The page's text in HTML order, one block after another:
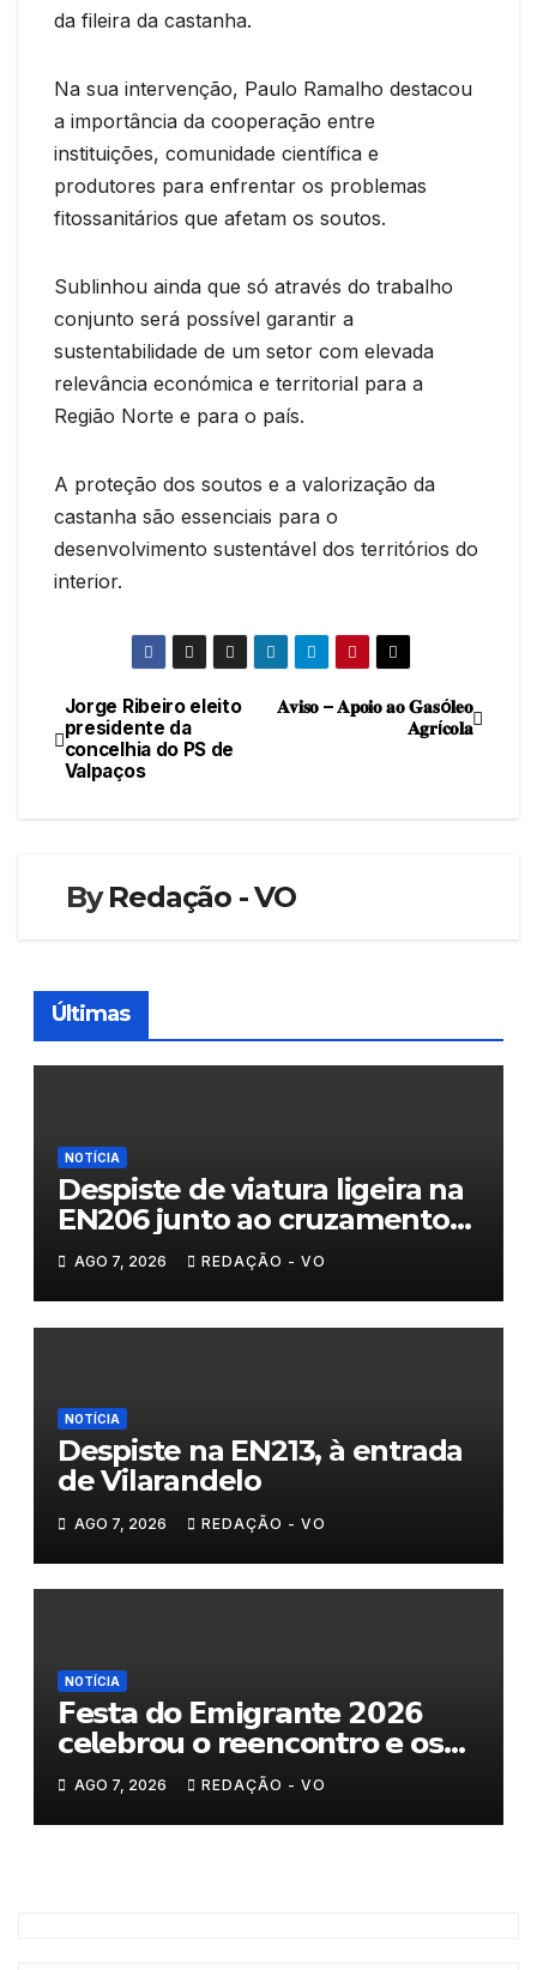
da fileira da castanha.
Na sua intervenção, Paulo Ramalho destacou
a importância da cooperação entre
instituições, comunidade científica e
produtores para enfrentar os problemas
fitossanitários que afetam os soutos.
Sublinhou ainda que só através do trabalho
conjunto será possível garantir a
sustentabilidade de um setor com elevada
relevância económica e territorial para a
Região Norte e para o país.
A proteção dos soutos e a valorização da
castanha são essenciais para o
desenvolvimento sustentável dos territórios do
interior.
Navegação
de
𝐀𝐯𝐢𝐬𝐨 – 𝐀𝐩𝐨𝐢𝐨 𝐚𝐨 𝐆𝐚𝐬ó𝐥𝐞𝐨
𝐀𝐠𝐫í𝐜𝐨𝐥𝐚
Jorge Ribeiro eleito
presidente da
concelhia do PS de
Valpaços
ByRedação - VO
Últimas
NOTÍCIA
Despiste de viatura ligeira na
EN206 junto ao cruzamento
Fornos do Pinhal
AGO 7, 2026 REDAÇÃO - VO
NOTÍCIA
Despiste na EN213, à entrada
de Vilarandelo
AGO 7, 2026 REDAÇÃO - VO
NOTÍCIA
𝗙𝗲𝘀𝘁𝗮 𝗱𝗼 𝗘𝗺𝗶𝗴𝗿𝗮𝗻𝘁𝗲 𝟮𝟬𝟮𝟲
𝗰𝗲𝗹𝗲𝗯𝗿𝗼𝘂 𝗼 𝗿𝗲𝗲𝗻𝗰𝗼𝗻𝘁𝗿𝗼 𝗲 𝗼𝘀
𝗹𝗮𝗰̧𝗼𝘀 𝗾𝘂𝗲 𝘂𝗻𝗲𝗺 𝗠𝘂𝗿𝗰̧𝗮
AGO 7, 2026 REDAÇÃO - VO